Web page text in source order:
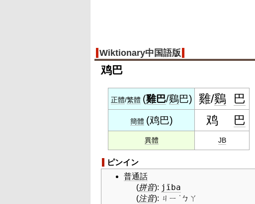
Wiktionary中国語版
鸡巴
正體/繁體 (雞巴/鷄巴) 雞/鷄 巴
簡體 (鸡巴) 鸡 巴
異體 JB
ピンイン
普通話
(拼音): jība
(注音): ㄐㄧ ˙ㄅㄚ